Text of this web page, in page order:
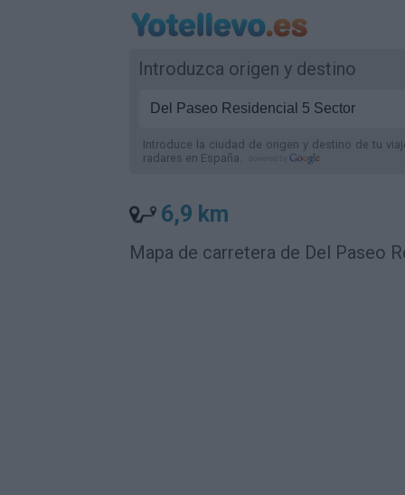
Introduzca origen y destino
Introduce la ciudad de origen y destino de tu
radares en España.
6,9 km
Mapa de carretera de Del Paseo